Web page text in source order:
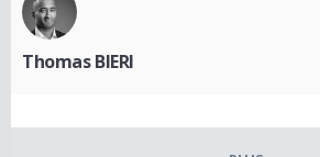
Thomas BIERI